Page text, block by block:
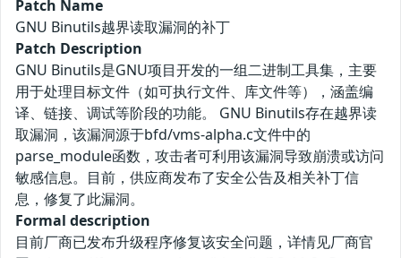
Patch Name
GNU Binutils越界读取漏洞的补丁
Patch Description
GNU Binutils是GNU项目开发的一组二进制工具集，主要
用于处理目标文件（如可执行文件、库文件等），涵盖编
译、链接、调试等阶段的功能。 GNU Binutils存在越界读
取漏洞，该漏洞源于bfd/vms-alpha.c文件中的
parse_module函数，攻击者可利用该漏洞导致崩溃或访问
敏感信息。目前，供应商发布了安全公告及相关补丁信
息，修复了此漏洞。
Formal description
目前厂商已发布升级程序修复该安全问题，详情见厂商官